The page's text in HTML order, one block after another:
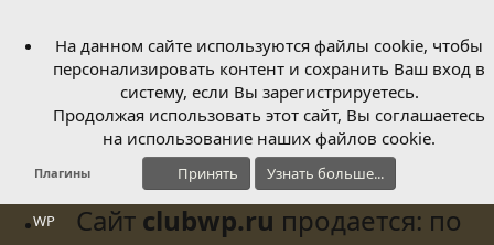
Плагины
WP
На данном сайте используются файлы cookie, чтобы
персонализировать контент и сохранить Ваш вход в
систему, если Вы зарегистрируетесь.
Продолжая использовать этот сайт, Вы соглашаетесь
на использование наших файлов cookie.
Принять Узнать больше...
Сайт clubwp.ru продается: по